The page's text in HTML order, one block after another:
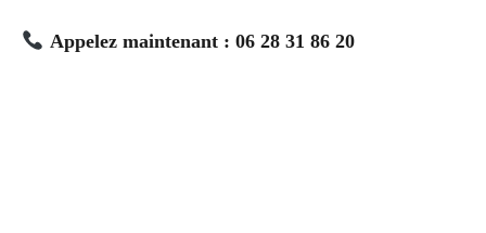
Appelez maintenant : 06 28 31 86 20